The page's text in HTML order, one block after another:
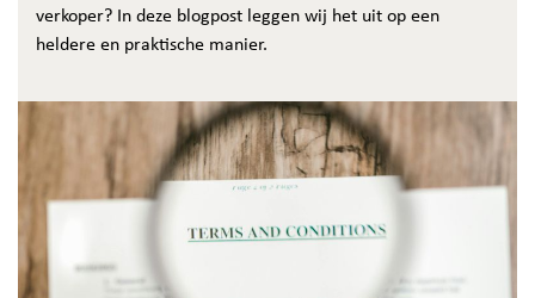
verkoper? In deze blogpost leggen wij het uit op een
heldere en praktische manier.